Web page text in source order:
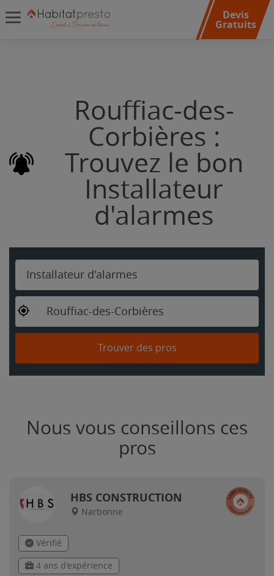
Devis
Gratuits
Rouffiac-des-
Corbières :
Trouvez le bon
Installateur
d'alarmes
Installateur d'alarmes
Rouffiac-des-Corbières
Trouver des pros
Nous vous conseillons ces
pros
HBS CONSTRUCTION
Narbonne
Vérifié
4 ans d'expérience